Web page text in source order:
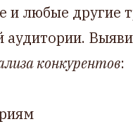
и любые другие
аудитории.
конкурентов: